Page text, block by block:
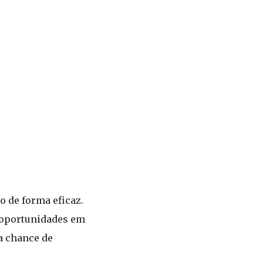
de forma eficaz.
em
chance de